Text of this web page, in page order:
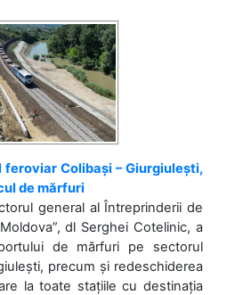
feroviar Colibași – Giurgiulești,
de mărfuri
general al Întreprinderii de
dl Serghei Cotelinic, a
de mărfuri pe sectorul
precum și redeschiderea
la toate stațiile cu destinația